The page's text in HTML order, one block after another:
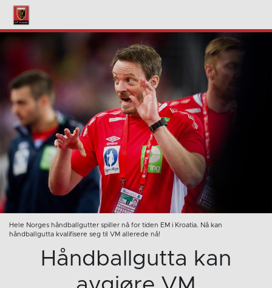
Hele Norges håndballgutter spiller nå for tiden EM i Kroatia. Nå kan
håndballgutta kvalifisere seg til VM allerede nå!
Håndballgutta kan